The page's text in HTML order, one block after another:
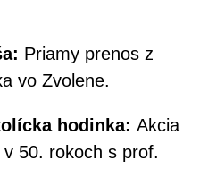
Priamy prenos z
vo Zvolene.
hodinka: Akcia
50. rokoch s prof.